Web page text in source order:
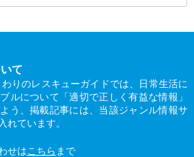
て
りのレスキューガイドでは、日常生活に
ルについて「適切で正しく有益な情報」
う、掲載記事には、当該ジャンル情報サ
れています。
せはこちら まで